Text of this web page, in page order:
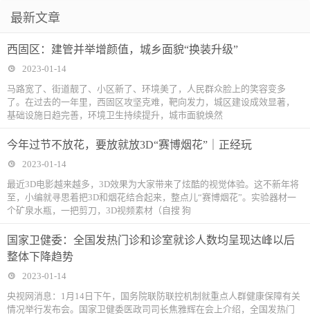
最新文章
西固区：建管并举增颜值，城乡面貌“换装升级”
2023-01-14
马路宽了、街道靓了、小区新了、环境美了，人民群众脸上的笑容变多
了。在过去的一年里，西固区攻坚克难，靶向发力，城区建设成效显著，
基础设施日趋完善，环境卫生持续提升，城市面貌焕然
今年过节不放花，要放就放3D“赛博烟花”｜正经玩
2023-01-14
最近3D电影越来越多，3D效果为大家带来了炫酷的视觉体验。这不新年将
至，小编就寻思着把3D和烟花结合起来，整点儿“赛博烟花”。实验器材一
个矿泉水瓶，一把剪刀，3D视频素材（自搜 狗
国家卫健委：全国发热门诊和诊室就诊人数均呈现达峰以后
整体下降趋势
2023-01-14
央视网消息：1月14日下午，国务院联防联控机制就重点人群健康保障有关
情况举行发布会。国家卫健委医政司司长焦雅辉在会上介绍，全国发热门